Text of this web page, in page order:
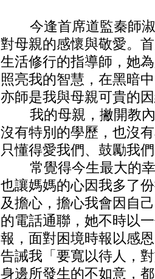
今逢首席道監秦師淑
對母親的感懷與敬愛。
生活修行的指導師，她
照亮我的智慧，在黑暗
亦師是我與母親可貴的
我的母親，撇開教內
沒有特別的學歷，也沒
只懂得愛我們、鼓勵我
常覺得今生最大的幸
也讓媽媽的心因我多了
及擔心，擔心我會因自
的電話通聯，她不時以
報，面對困境時報以感
告誡我「要寬以待人，
身邊所發生的不如意，